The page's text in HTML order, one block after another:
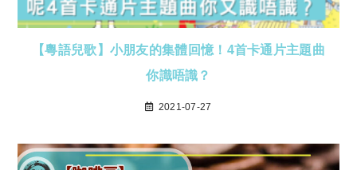
【粵語兒歌】小朋友的集體回憶！4首卡通片主題曲
你識唔識？
2021-07-27